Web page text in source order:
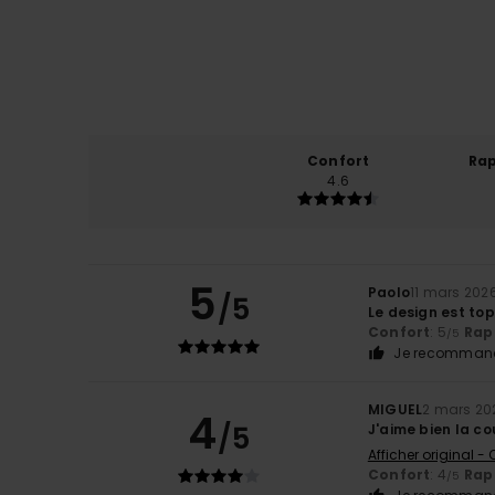
Confort
4.6
5/5 Paolo11 mars
Le design est
Confort: 5/5
Je
4/5
MIGUEL2 mars
J'aime bien la
Afficher original -
Confort: 4/5